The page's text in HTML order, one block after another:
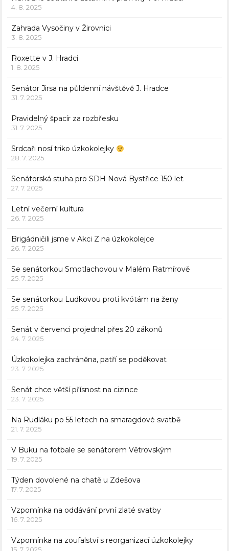
4. 8. 2025
Zahrada Vysočiny v Žirovnici
3. 8. 2025
Roxette v J. Hradci
1. 8. 2025
Senátor Jirsa na půldenní návštěvě J. Hradce
31. 7. 2025
Pravidelný špacír za rozbřesku
31. 7. 2025
Srdcaři nosí triko úzkokolejky
28. 7. 2025
Senátorská stuha pro SDH Nová Bystřice 150 let
27. 7. 2025
Letní večerní kultura
26. 7. 2025
Brigádničili jsme v Akci Z na úzkokolejce
26. 7. 2025
Se senátorkou Smotlachovou v Malém Ratmírově
25. 7. 2025
Se senátorkou Ludkovou proti kvótám na ženy
25. 7. 2025
Senát v červenci projednal přes 20 zákonů
24. 7. 2025
Úzkokolejka zachráněna, patří se poděkovat
23. 7. 2025
Senát chce větší přísnost na cizince
23. 7. 2025
Na Rudláku po 55 letech na smaragdové svatbě
21. 7. 2025
V Buku na fotbale se senátorem Větrovským
19. 7. 2025
Týden dovolené na chatě u Zdešova
17. 7. 2025
Vzpomínka na oddávání první zlaté svatby
16. 7. 2025
Vzpomínka na zoufalství s reorganizací úzkokolejky